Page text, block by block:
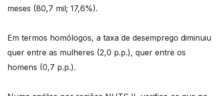
meses (80,7 mil; 17,6%).
Em termos homólogos, a taxa de desemprego diminuiu
quer entre as mulheres (2,0 p.p.), quer entre os
homens (0,7 p.p.).